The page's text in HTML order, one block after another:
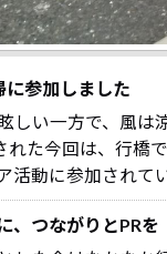
参加しました
しい一方で、風は
れた今回は、行橋
活動に参加されて
、つながりとPRを